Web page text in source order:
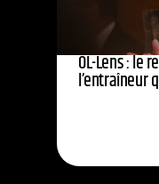
OL-Lens : le
l’entraîneur